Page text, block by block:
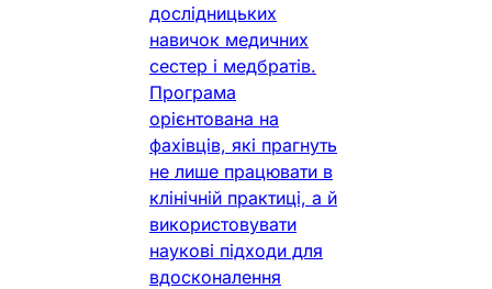
дослідницьких
навичок медичних
сестер і медбратів.
Програма
орієнтована на
фахівців, які прагнуть
не лише працювати в
клінічній практиці, а й
використовувати
наукові підходи для
вдосконалення